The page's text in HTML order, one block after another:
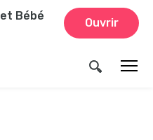
Bébé
Ouvrir